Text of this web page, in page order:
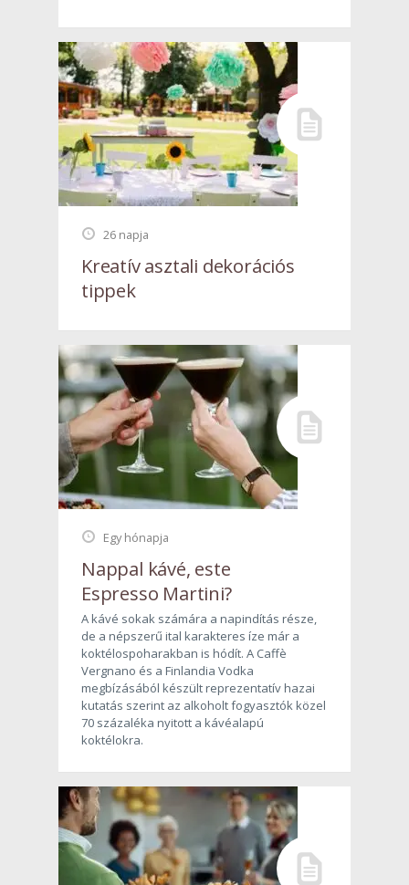
26 napja
Kreatív asztali dekorációs
tippek
Egy hónapja
Nappal kávé, este
Espresso Martini?
A kávé sokak számára a napindítás része,
de a népszerű ital karakteres íze már a
koktélospoharakban is hódít. A Caffè
Vergnano és a Finlandia Vodka
megbízásából készült reprezentatív hazai
kutatás szerint az alkoholt fogyasztók közel
70 százaléka nyitott a kávéalapú
koktélokra.